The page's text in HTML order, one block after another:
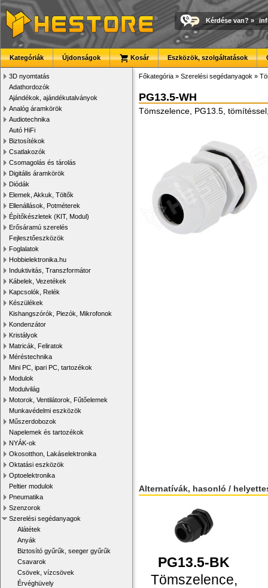
Kérdése van? »
Kategóriák Újdonságok Kosár Eszközök, szolgáltatások
3D nyomtatás
Adathordozók
Ajándékok, ajándékutalványok
Analóg áramkörök
Audiotechnika
Autó HiFi
Biztosítékok
Csatlakozók
Csomagolás és tárolás
Digitális áramkörök
Diódák
Elemek, Akkuk, Töltők
Ellenállások, Potméterek
Építőkészletek (KIT, Modul)
Erősáramú szerelés
Fejlesztőeszközök
Foglalatok
Hobbielektronika.hu
Induktivitás, Transzformátor
Kábelek, Vezetékek
Kapcsolók, Relék
Készülékek
Kishangszórók, Piezók, Mikrofonok
Kondenzátor
Kristályok
Matricák, Feliratok
Méréstechnika
Mini PC, ipari PC, tartozékok
Modulok
Modulvilág
Motorok, Ventilátorok, Fűtőelemek
Munkavédelmi eszközök
Műszerdobozok
Napelemek és tartozékok
NYÁK-ok
Okosotthon, Lakáselektronika
Oktatási eszközök
Optoelektronika
Peltier modulok
Pneumatika
Szenzorok
Szerelési segédanyagok
Alátétek
Anyák
Biztosító gyűrűk, seeger gyűrűk
Csavarok
Csövek, vízcsövek
Érvéghüvely
Főkategória » Szerelési segédanyagok »
PG13.5-WH
Tömszelence, PG13.5,
Alternatívák, hasonló /
PG13.5-BK
Tömszelence,